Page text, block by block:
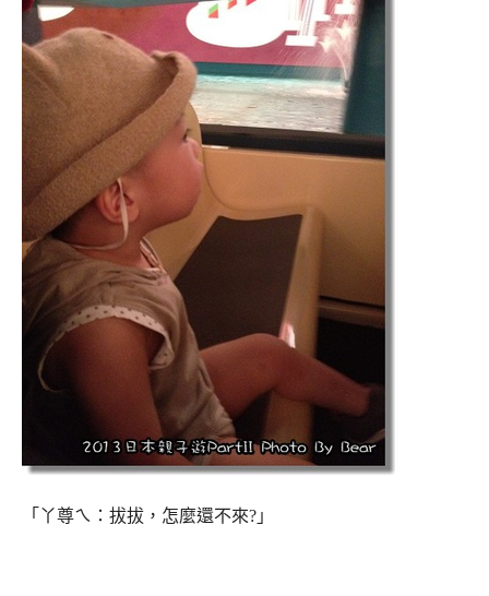
「丫尊ㄟ：拔拔，怎麼還不來?」